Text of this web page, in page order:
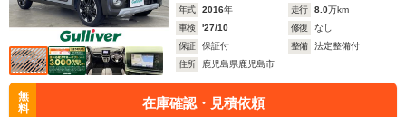
年式 2016年 走行 8.0万km
車検
'27/10 修復
なし
保証
保証付 整備
法定整備付
住所
鹿児島県鹿児島市
無
料
在庫確認・見積依頼